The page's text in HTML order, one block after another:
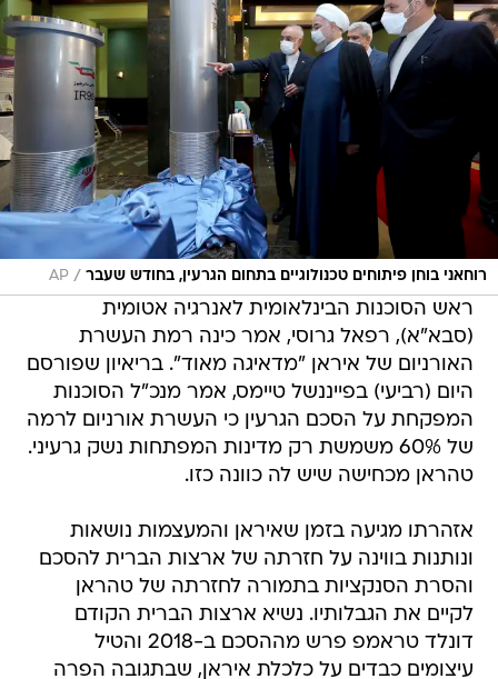
רוחאני בוחן פיתוחים טכנולוגיים בתחום הגרעין, בחודש שעבר /
AP
ראש הסוכנות הבינלאומית לאנרגיה אטומית
(סבא"א), רפאל גרוסי, אמר כינה רמת העשרת
האורניום של איראן "מדאיגה מאוד". בריאיון שפורסם
היום (רביעי) בפייננשל טיימס, אמר מנכ"ל הסוכנות
המפקחת על הסכם הגרעין כי העשרת אורניום לרמה
של 60% משמשת רק מדינות המפתחות נשק גרעיני.
טהראן מכחישה שיש לה כוונה כזו.
אזהרתו מגיעה בזמן שאיראן והמעצמות נושאות
ונותנות בווינה על חזרתה של ארצות הברית להסכם
והסרת הסנקציות בתמורה לחזרתה של טהראן
לקיים את הגבלותיו. נשיא ארצות הברית הקודם
דונלד טראמפ פרש מההסכם ב-2018 והטיל
עיצומים כבדים על כלכלת איראן, שבתגובה הפרה